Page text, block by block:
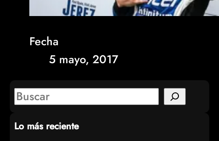
Fecha
5 mayo, 2017
S
a
Lo más reciente